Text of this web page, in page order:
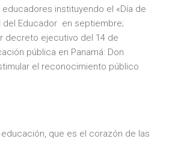
instituyendo el «Día de
del Educador en septiembre;
decreto ejecutivo del 14 de
pública en Panamá: Don
el reconocimiento público
que es el corazón de las